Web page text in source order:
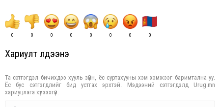
0 0 0 0 0 0 0 0
Хариулт үлдээнэ үү
Та сэтгэгдэл бичихдээ хууль зүйн, ёс суртахууны хэм хэмжээг баримтална уу.
Ёс бус сэтгэгдлийг бид устгах эрхтэй. Мэдээний сэтгэгдэлд Urug.mn
хариуцлага хүлээхгүй.